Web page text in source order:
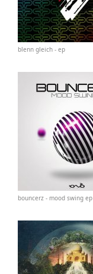
blenn gleich - ep
bouncerz - mood swing ep